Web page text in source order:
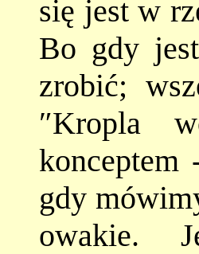
się jest w
Bo gdy
zrobić;
″Kropla
konceptem
gdy
owakie.